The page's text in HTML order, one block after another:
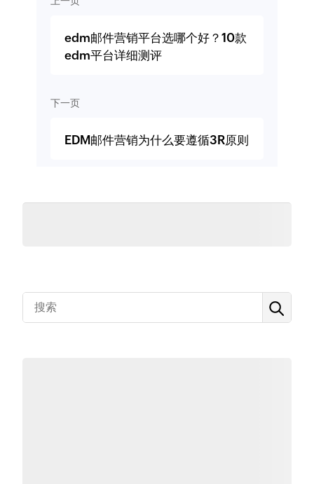
edm邮件营销平台选哪个好？10款
edm平台详细测评
下一页
EDM邮件营销为什么要遵循3R原则